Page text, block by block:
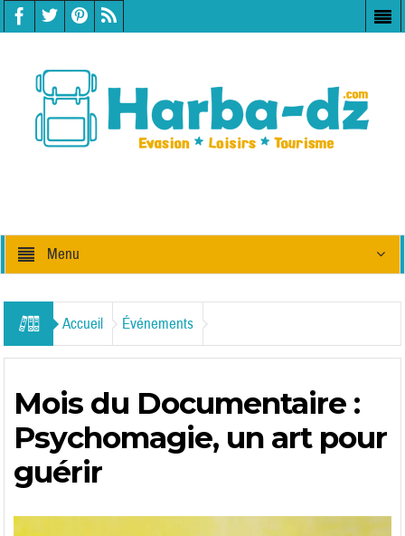
Menu
Accueil Événements
Mois du Documentaire :
Psychomagie, un art pour
guérir